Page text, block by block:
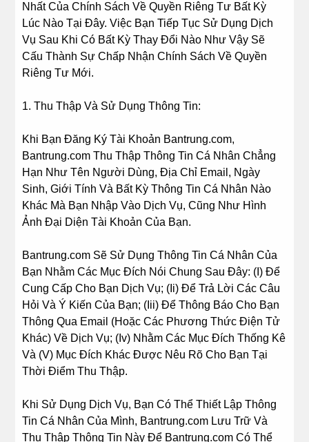
Nhất Của Chính Sách Về Quyền Riêng Tư Bất Kỳ
Lúc Nào Tại Đây. Việc Bạn Tiếp Tục Sử Dụng Dịch
Vụ Sau Khi Có Bất Kỳ Thay Đổi Nào Như Vậy Sẽ
Cấu Thành Sự Chấp Nhận Chính Sách Về Quyền
Riêng Tư Mới.
1. Thu Thập Và Sử Dụng Thông Tin:
Khi Bạn Đăng Ký Tài Khoản Bantrung.com,
Bantrung.com Thu Thập Thông Tin Cá Nhân Chẳng
Hạn Như Tên Người Dùng, Địa Chỉ Email, Ngày
Sinh, Giới Tính Và Bất Kỳ Thông Tin Cá Nhân Nào
Khác Mà Bạn Nhập Vào Dịch Vụ, Cũng Như Hình
Ảnh Đại Diện Tài Khoản Của Bạn.
Bantrung.com Sẽ Sử Dụng Thông Tin Cá Nhân Của
Bạn Nhằm Các Mục Đích Nói Chung Sau Đây: (I) Để
Cung Cấp Cho Bạn Dịch Vụ; (Ii) Để Trả Lời Các Câu
Hỏi Và Ý Kiến Của Bạn; (Iii) Để Thông Báo Cho Bạn
Thông Qua Email (Hoặc Các Phương Thức Điện Tử
Khác) Về Dịch Vụ; (Iv) Nhằm Các Mục Đích Thống Kê
Và (V) Mục Đích Khác Được Nêu Rõ Cho Bạn Tại
Thời Điểm Thu Thập.
Khi Sử Dụng Dịch Vụ, Bạn Có Thể Thiết Lập Thông
Tin Cá Nhân Của Mình, Bantrung.com Lưu Trữ Và
Thu Thập Thông Tin Này Để Bantrung.com Có Thể